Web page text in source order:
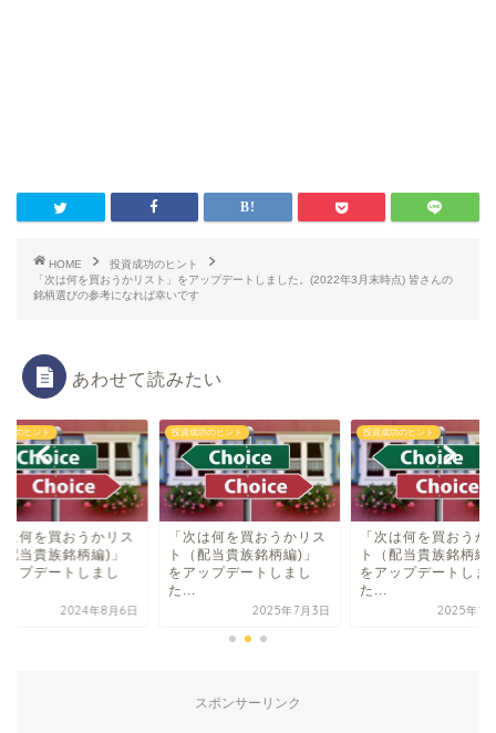
HOME
投資成功のヒント
「次は何を買おうかリスト」をアップデートしました。(2022年3月末時点) 皆さんの
銘柄選びの参考になれば幸いです
あわせて読みたい
功のヒント
は何を買おうかリス
配当貴族銘柄編)」
ップデートしまし
2024年8月6日
投資成功のヒント
「次は何を買おうかリス
ト（配当貴族銘柄編)」
をアップデートしまし
た...
2025年7月3日
投資成功のヒント
「次は何を買おうか
ト（配当貴族銘柄編
をアップデートしま
た...
2025年10
スポンサーリンク